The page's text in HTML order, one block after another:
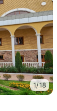
1/18